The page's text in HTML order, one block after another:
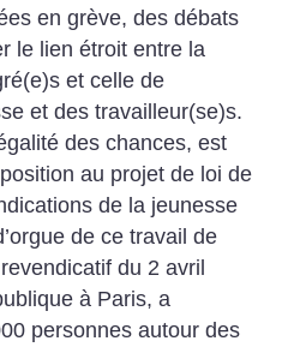
en grève, des débats
le lien étroit entre la
et celle de
et des travailleur(se)s.
des chances, est
au projet de loi de
de la jeunesse
de ce travail de
du 2 avril
à Paris, a
personnes autour des